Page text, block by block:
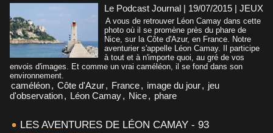
Le Podcast Journal | 19/07/2015 | JEUX
A vous de retrouver Léon Camay dans cette
photo où il se promène près du phare de
Nice, sur la Côte d'Azur, en France. Notre
aventurier s'appelle Léon Camay. Il participe
à tout et à n'importe quoi, au gré de vos
envois d'images. Et comme un vrai caméléon, il se fond dans son
environnement.
caméléon, Côte d'Azur, France, image du jour, jeu
d'observation, Léon Camay, Nice, phare
LES AVENTURES DE LÉON CAMAY - 93